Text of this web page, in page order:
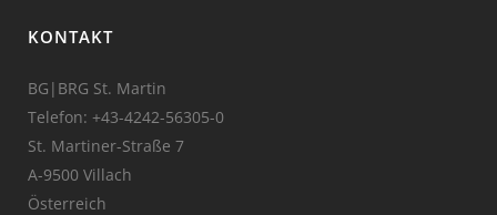
KONTAKT
BG|BRG St. Martin
Telefon: +43-4242-56305-0
St. Martiner-Straße 7
A-9500 Villach
Österreich